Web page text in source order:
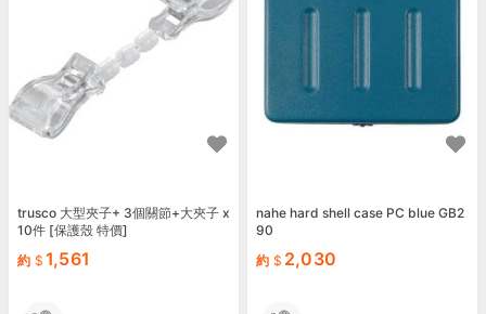
trusco 大型夾子+ 3個關節+大夾子 x
10件 [保護殼 特價]
約
1,561
nahe hard shell case PC blue GB2
90
約
2,030